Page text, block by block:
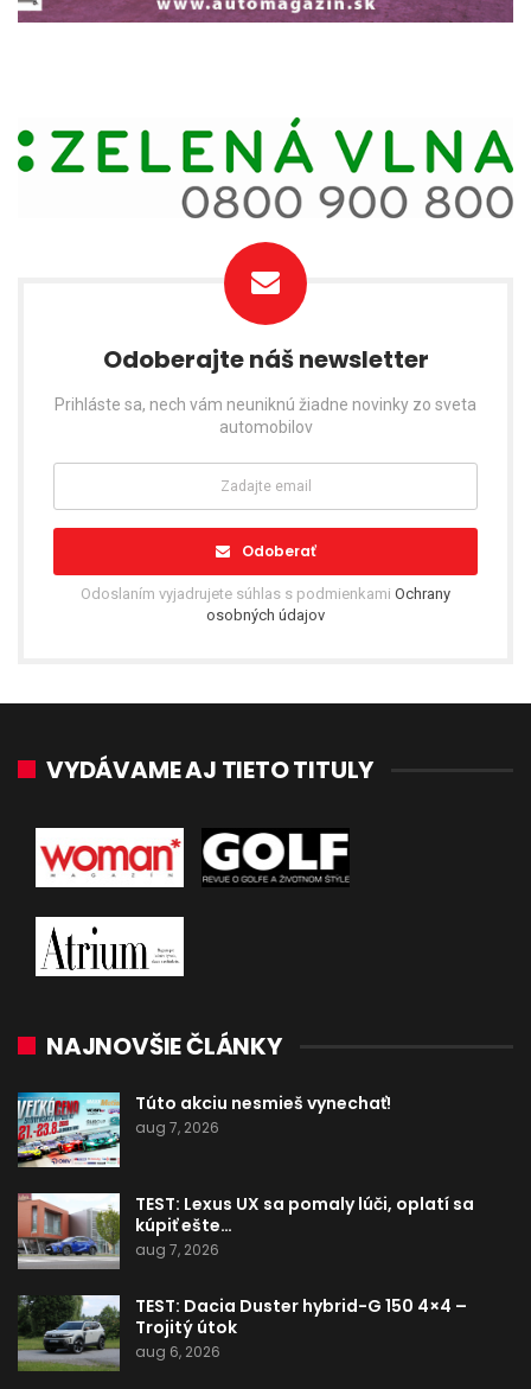
Odoberajte náš newsletter
Prihláste sa, nech vám neuniknú žiadne novinky zo sveta
automobilov
Odoberať
Odoslaním vyjadrujete súhlas s podmienkami Ochrany
osobných údajov
VYDÁVAME AJ TIETO TITULY
NAJNOVŠIE ČLÁNKY
Túto akciu nesmieš vynechať!
aug 7, 2026
TEST: Lexus UX sa pomaly lúči, oplatí sa
kúpiť ešte…
aug 7, 2026
TEST: Dacia Duster hybrid-G 150 4×4 –
Trojitý útok
aug 6, 2026